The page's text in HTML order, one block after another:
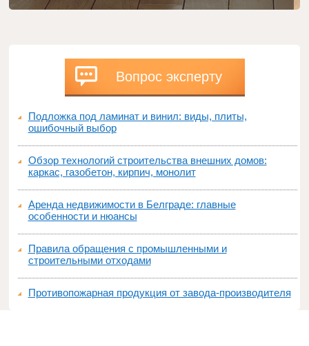
Вопрос эксперту
Подложка под ламинат и винил: виды, плиты,
ошибочный выбор
Обзор технологий строительства внешних домов:
каркас, газобетон, кирпич, монолит
Аренда недвижимости в Белграде: главные
особенности и нюансы
Правила обращения с промышленными и
строительными отходами
Противопожарная продукция от завода-производителя